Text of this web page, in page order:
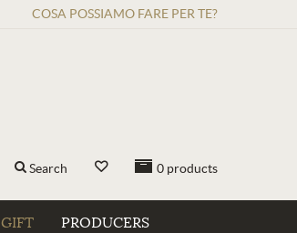
COSA POSSIAMO FARE PER TE?
0 products
Search
GIFT PRODUCERS